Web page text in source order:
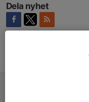
Dela nyhet
Trevlig